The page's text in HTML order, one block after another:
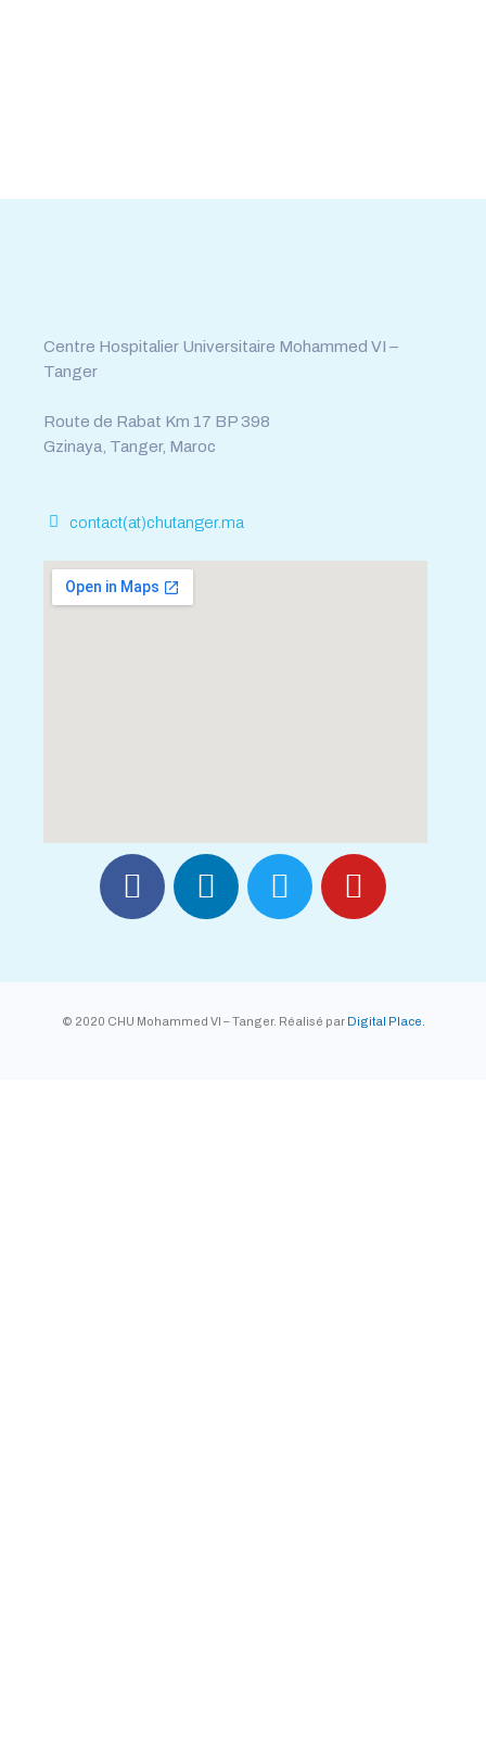
Centre Hospitalier Universitaire Mohammed VI –
Tanger
Route de Rabat Km 17 BP 398
Gzinaya, Tanger, Maroc
contact(at)chutanger.ma
© 2020 CHU Mohammed VI – Tanger. Réalisé par Digital Place.